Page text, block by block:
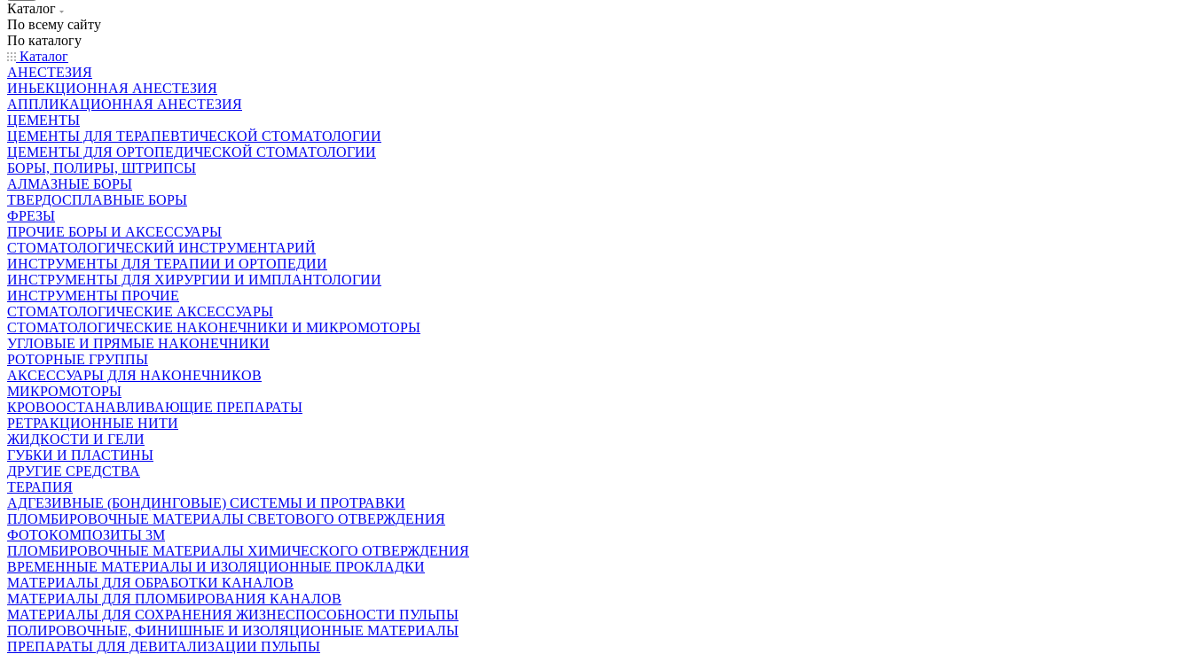
Каталог
По всему сайту
По каталогу
Каталог
АНЕСТЕЗИЯ
ИНЬЕКЦИОННАЯ АНЕСТЕЗИЯ
АППЛИКАЦИОННАЯ АНЕСТЕЗИЯ
ЦЕМЕНТЫ
ЦЕМЕНТЫ ДЛЯ ТЕРАПЕВТИЧЕСКОЙ СТОМАТОЛОГИИ
ЦЕМЕНТЫ ДЛЯ ОРТОПЕДИЧЕСКОЙ СТОМАТОЛОГИИ
БОРЫ, ПОЛИРЫ, ШТРИПСЫ
АЛМАЗНЫЕ БОРЫ
ТВЕРДОСПЛАВНЫЕ БОРЫ
ФРЕЗЫ
ПРОЧИЕ БОРЫ И АКСЕССУАРЫ
СТОМАТОЛОГИЧЕСКИЙ ИНСТРУМЕНТАРИЙ
ИНСТРУМЕНТЫ ДЛЯ ТЕРАПИИ И ОРТОПЕДИИ
ИНСТРУМЕНТЫ ДЛЯ ХИРУРГИИ И ИМПЛАНТОЛОГИИ
ИНСТРУМЕНТЫ ПРОЧИЕ
СТОМАТОЛОГИЧЕСКИЕ АКСЕССУАРЫ
СТОМАТОЛОГИЧЕСКИЕ НАКОНЕЧНИКИ И МИКРОМОТОРЫ
УГЛОВЫЕ И ПРЯМЫЕ НАКОНЕЧНИКИ
РОТОРНЫЕ ГРУППЫ
АКСЕССУАРЫ ДЛЯ НАКОНЕЧНИКОВ
МИКРОМОТОРЫ
КРОВООСТАНАВЛИВАЮЩИЕ ПРЕПАРАТЫ
РЕТРАКЦИОННЫЕ НИТИ
ЖИДКОСТИ И ГЕЛИ
ГУБКИ И ПЛАСТИНЫ
ДРУГИЕ СРЕДСТВА
ТЕРАПИЯ
АДГЕЗИВНЫЕ (БОНДИНГОВЫЕ) СИСТЕМЫ И ПРОТРАВКИ
ПЛОМБИРОВОЧНЫЕ МАТЕРИАЛЫ СВЕТОВОГО ОТВЕРЖДЕНИЯ
ФОТОКОМПОЗИТЫ 3М
ПЛОМБИРОВОЧНЫЕ МАТЕРИАЛЫ ХИМИЧЕСКОГО ОТВЕРЖДЕНИЯ
ВРЕМЕННЫЕ МАТЕРИАЛЫ И ИЗОЛЯЦИОННЫЕ ПРОКЛАДКИ
МАТЕРИАЛЫ ДЛЯ ОБРАБОТКИ КАНАЛОВ
МАТЕРИАЛЫ ДЛЯ ПЛОМБИРОВАНИЯ КАНАЛОВ
МАТЕРИАЛЫ ДЛЯ СОХРАНЕНИЯ ЖИЗНЕСПОСОБНОСТИ ПУЛЬПЫ
ПОЛИРОВОЧНЫЕ, ФИНИШНЫЕ И ИЗОЛЯЦИОННЫЕ МАТЕРИАЛЫ
ПРЕПАРАТЫ ДЛЯ ДЕВИТАЛИЗАЦИИ ПУЛЬПЫ